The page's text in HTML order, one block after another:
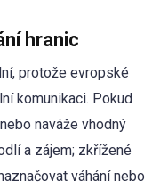
hranic
protože evropské
komunikaci. Pokud
naváže vhodný
a zájem; zkřížené
váhání nebo